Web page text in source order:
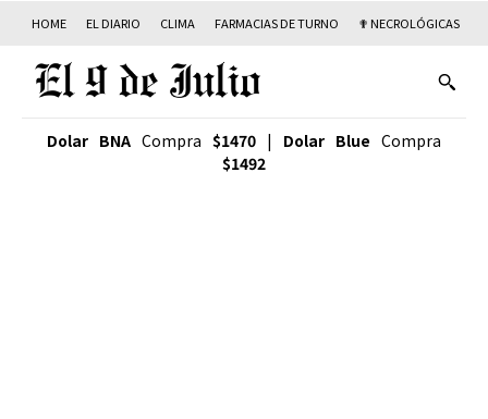
HOME EL DIARIO CLIMA FARMACIAS DE TURNO ✟ NECROLÓGICAS
Dolar BNA Compra $1470 | Dolar Blue Compra
$1492